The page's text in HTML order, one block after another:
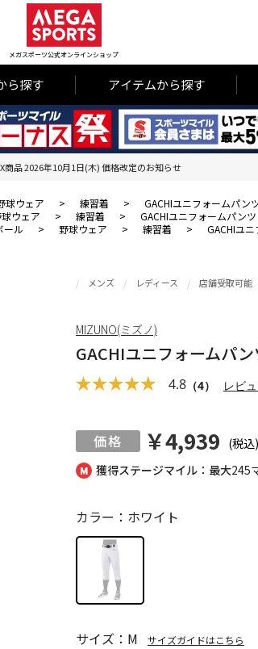
メガスポーツ公式オンラインショップ
ら探す アイテムから探す
商品 2026年10月1日(木) 価格改定のお知らせ
球ウェア > 練習着 >
GACHIユニフォームパ
ウェア > 練習着 >
GACHIユニフォームパン
ール > 野球ウェア > 練習着 > GACHIユ
獲得ステージマイル：最大245
メンズ レディース 店舗受取可能
GACHIユニフォームパ
4.8 （4） レビ
￥4,939 (税込)
カラー：ホワイト
サイズ：M サイズガイドはこちら
MIZUNO(ミズノ)